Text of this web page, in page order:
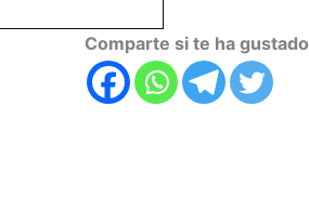
Comparte si te ha gustado